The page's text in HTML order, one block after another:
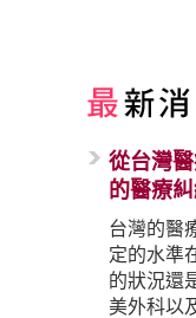
從台灣
的醫療
台灣的醫
定的水準
的狀況還
美外科以